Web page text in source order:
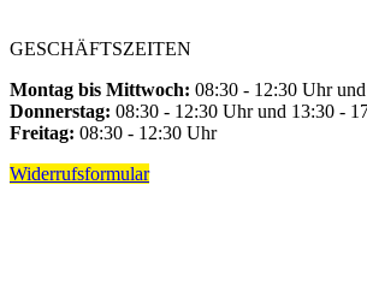
GESCHÄFTSZEITEN
Montag bis Mittwoch: 08:30 - 12:30 Uhr
Donnerstag: 08:30 - 12:30 Uhr und 13:30 -
Freitag: 08:30 - 12:30 Uhr
Widerrufsformular